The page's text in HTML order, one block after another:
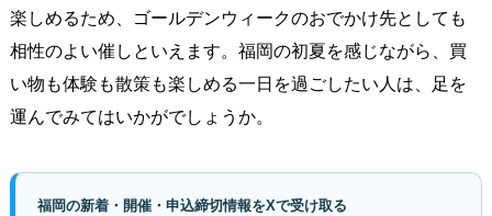
楽しめるため、ゴールデンウィークのおでかけ先としても
相性のよい催しといえます。福岡の初夏を感じながら、買
い物も体験も散策も楽しめる一日を過ごしたい人は、足を
運んでみてはいかがでしょうか。
福岡の新着・開催・申込締切情報をXで受け取る